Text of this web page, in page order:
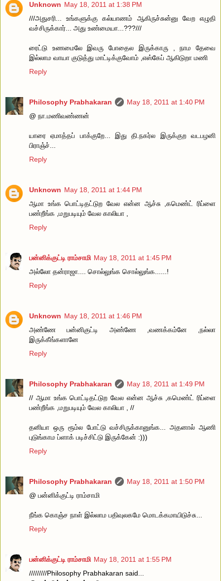
Unknown May 18, 2011 at 1:38 PM
///அதுசரி... உங்களுக்கு கல்யாணம் ஆகிருச்சுன்னு வேற எழுதி
வச்சிருக்கார்... அது உண்மையா...???///
ரைட்டு உணமைலே இவரு போதைல இருக்காரு , நாம தேவை
இல்லாம வாயா குடுத்து மாட்டிக்குவோம் ,எஸ்கேப் ஆகிடுறா மணி
Reply
Philosophy Prabhakaran
May 18, 2011 at 1:40 PM
@ நா.மணிவண்ணன்
யாரை ஏமாத்தப் பாக்குறே... இது தி.நகர்ல இருக்குற வடபழனி
பிராஞ்ச்...
Reply
Unknown May 18, 2011 at 1:44 PM
ஆமா உங்க பொட்டிதட்டுற வேல என்ன ஆச்சு ,கமெண்ட் ரிப்ளை
பண்றீங்க ,மறுபடியும் வேல காலியா ,
Reply
பன்னிக்குட்டி ராம்சாமி May 18, 2011 at 1:45 PM
அல்லோ தன்ராஜா.... சொல்லுங்க சொல்லுங்க......!
Reply
Unknown May 18, 2011 at 1:46 PM
அண்ணே பன்னிகுட்டி அண்ணே ,வணக்கம்னே ,நல்லா
இருக்கீங்களானே
Reply
Philosophy Prabhakaran
May 18, 2011 at 1:49 PM
// ஆமா உங்க பொட்டிதட்டுற வேல என்ன ஆச்சு ,கமெண்ட் ரிப்ளை
பண்றீங்க ,மறுபடியும் வேல காலியா , //
தனியா ஒரு ரூம்ல போட்டு வச்சிருக்கானுங்க... அதனால் ஆணி
புடுங்காம ப்ளாக் படிச்சிட்டு இருக்கேன் :)))
Reply
Philosophy Prabhakaran
May 18, 2011 at 1:50 PM
@ பன்னிக்குட்டி ராம்சாமி
நீங்க கொஞ்ச நாள் இல்லாம பதிவுலகமே மொடக்கமாயிடுச்சு...
Reply
பன்னிக்குட்டி ராம்சாமி May 18, 2011 at 1:55 PM
/////////Philosophy Prabhakaran said...